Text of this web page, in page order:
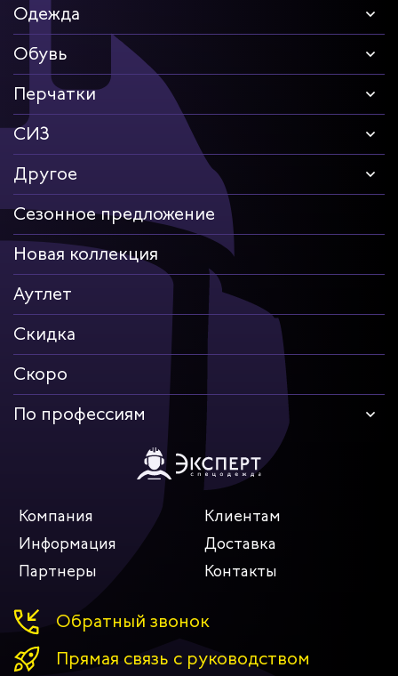
Одежда
Обувь
Перчатки
СИЗ
Другое
Сезонное предложение
Новая коллекция
Аутлет
Скидка
Скоро
По профессиям
Компания
Клиентам
Информация
Доставка
Партнеры
Контакты
Обратный звонок
Прямая связь с руководством